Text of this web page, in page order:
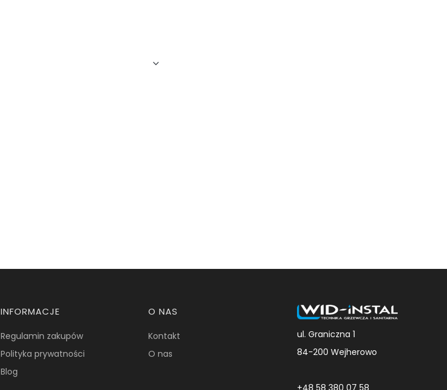
INFORMACJE
Regulamin zakupów
Polityka prywatności
Blog
O NAS
Kontakt
O nas
ul. Graniczna 1
84-200 Wejherowo